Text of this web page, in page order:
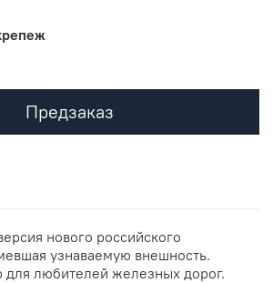
Предзаказ
нового российского
узнаваемую внешность.
для любителей железных дорог.